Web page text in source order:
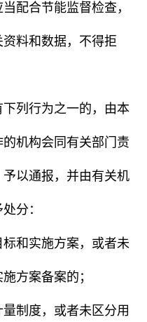
配合节能监督检查，
料和数据，不得拒
列行为之一的，由本
机构会同有关部门责
以通报，并由有关机
分：
和实施方案，或者未
方案备案的；
制度，或者未区分用